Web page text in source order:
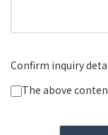
Confirm inquiry
The above